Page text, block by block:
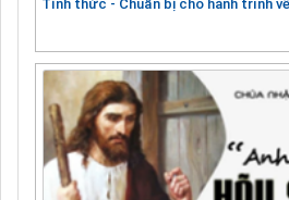
Tỉnh thức - Chuẩn bị cho hành trình